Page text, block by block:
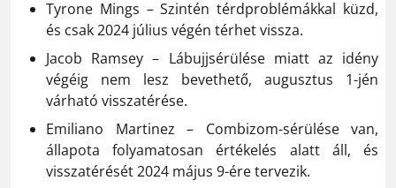
Tyrone Mings – Szintén térdproblémákkal küzd,
és csak 2024 július végén térhet vissza.
Jacob Ramsey – Lábujjsérülése miatt az idény
végéig nem lesz bevethető, augusztus 1-jén
várható visszatérése.
Emiliano Martinez – Combizom-sérülése van,
állapota folyamatosan értékelés alatt áll, és
visszatérését 2024 május 9-ére tervezik.